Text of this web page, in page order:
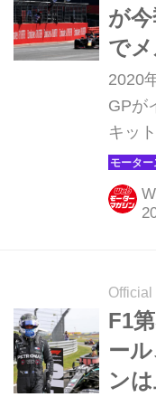
を完
ャン
可能
ダは
のよ
振り
が
で
破
2020
GPが
キッ
ダの
季初
ス
位。
ル・
リー
Official
F1
ー
ン